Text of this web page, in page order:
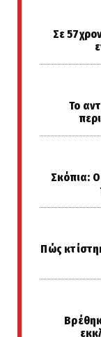
Σε
Το
Σκόπια:
Πώς